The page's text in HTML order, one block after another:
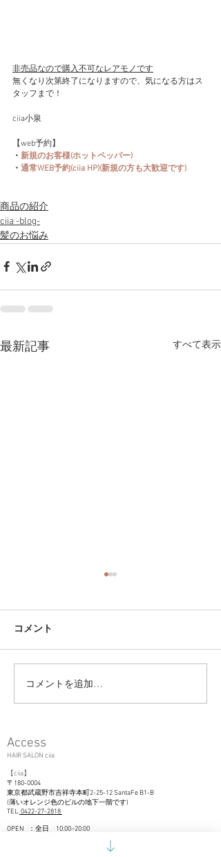
非売品なので購入不可なレアモノです
無くなり次第終了になりますので、気になる方はス
タッフまで！
ciia小泉
【web予約】
・ 新規のお客様(ホットペッパー)
・ 通常WEB予約(ciia HP)(新規の方も大歓迎です)
商品の紹介
ciia -blog-
髪のお悩み
最新記事 すべて表示
ユニセックス大人ショー
トで雰囲気のあるヘアー
コメント
コメントを追加…
Access
HAIR SALON ciia
【ciia】
〒180-0004
東京都武蔵野市吉祥寺本町2-25-12 SantaFe B1-B
(薄いオレンジ色のビルの地下一階です)
TEL.0422-27-2818
OPEN ：全日 10:00~20:00